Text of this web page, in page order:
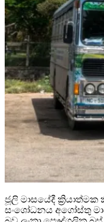
ජූලි මාසයේදී
සංශෝධනය අගෝස්තු